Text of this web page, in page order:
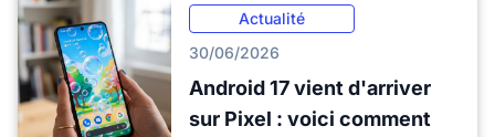
Actualité
30/06/2026
Android 17 vient d'arriver
sur Pixel : voici comment